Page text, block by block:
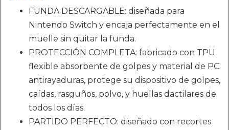
FUNDA DESCARGABLE: diseñada para
Nintendo Switch y encaja perfectamente en el
muelle sin quitar la funda.
PROTECCIÓN COMPLETA: fabricado con TPU
flexible absorbente de golpes y material de PC
antirayaduras, protege su dispositivo de golpes,
caídas, rasguños, polvo, y huellas dactilares de
todos los días.
PARTIDO PERFECTO: diseñado con recortes